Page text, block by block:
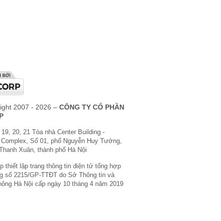
2007 - 2026 – CÔNG TY CỔ PHẦN
20, 21 Tòa nhà Center Building -
Complex, Số 01, phố Nguyễn Huy Tưởng,
Xuân, thành phố Hà Nội
thiết lập trang thông tin điện tử tổng hợp
số 2215/GP-TTĐT do Sở Thông tin và
Hà Nội cấp ngày 10 tháng 4 năm 2019